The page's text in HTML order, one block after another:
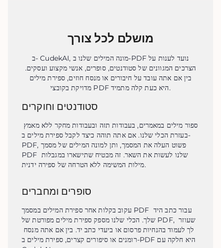
מושלם לכל צורך
ב- CudekAI, מונה המילים שלנו ב-PDF נועד לענות על
הצרכים המגוונים של סטודנטים, סופרים, אנשי מקצוע ועסקים.
בין אם אתה עובד על חיבורים או מנסח חוזים, ספירת מילים
מדויקת בקובצי PDF היא כעת קלה מתמיד.
סטודנטים וחוקרים
ספור מילים במאמרים, בעבודות תזה ובעבודות מחקר ללא מאמץ
בעזרת הכלי שלנו. אם אתה תוהה כיצד לקבל ספירת מילים ב-
PDF, פשוט העלה את המסמך, ותן למונה המילים של מסמך
PDF שלנו לעשות את השאר. זה מבטיח שתישארו במגבלות
מילות המשימה ללא הטרחה של ספירה ידנית.
סופרים ומחברים
עקוב בקלות אחר ספירת המילים במסמך PDF עבור כתב היד
שלך. הכלי שלנו מספק ספירת מילים מפורטת של PDF, שעוזר
רומנים או סיפורים קצרים, ספירת מילים ב-PDF היא חלקה עם